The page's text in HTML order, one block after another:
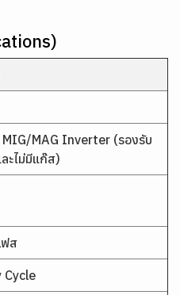
MIG/MAG Inverter (รองรับ
ะไม่มีแก๊ส)
ฟส
Cycle